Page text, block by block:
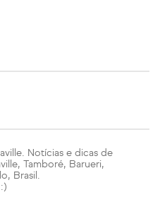
Notícias e dicas de
Tamboré, Barueri,
Brasil.